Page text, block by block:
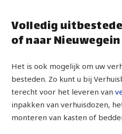
Volledig
of naar Nieuwegein
Het is ook mogelijk om uw
besteden. Zo kunt u bij
terecht voor het leveren van
inpakken van verhuisdozen,
monteren van kasten of